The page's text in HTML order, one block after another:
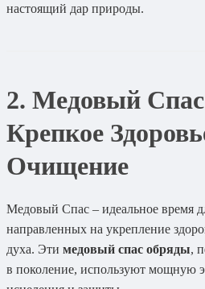
настоящий дар природы.
2. Медовый
Крепкое
Очищение
Медовый Спас – идеальное время
направленных на укрепление
духа. Эти медовый спас обряды,
в поколение, используют мощную